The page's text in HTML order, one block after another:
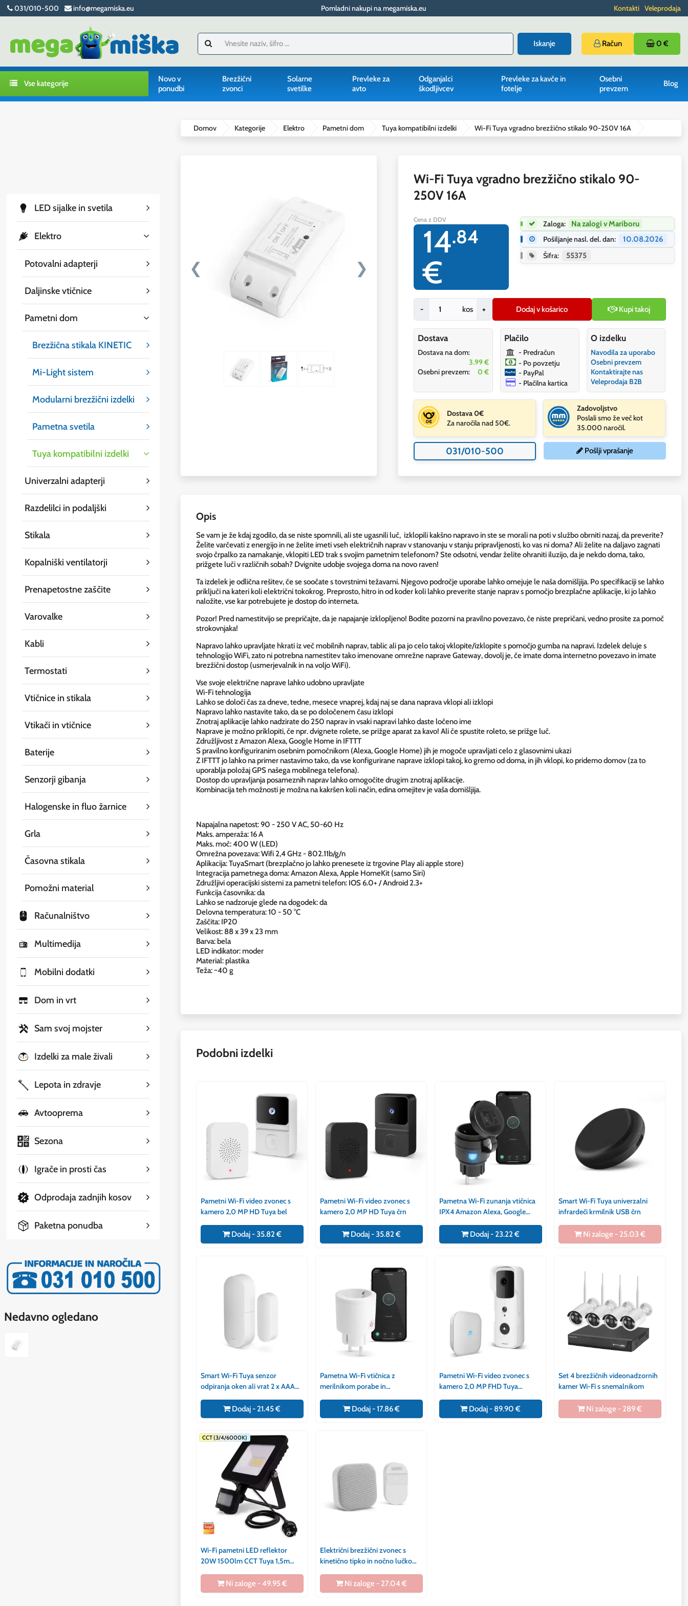
031/010-500 info@megamiska.eu Pomladni nakupi na megamiska.eu Kontakti Veleprodaja
Iskanje Račun 0 €
Vse kategorije
Novo v
ponudbi
Brezžični
zvonci
Solarne
svetilke
Prevleke za
avto
Odganjalci
škodljivcev
Prevleke za kavče in
fotelje
Osebni
prevzem
Blog
LED sijalke in svetila
Elektro
Potovalni adapterji
Daljinske vtičnice
Pametni dom
Brezžična stikala KINETIC
Mi-Light sistem
Modularni brezžični izdelki
Pametna svetila
Tuya kompatibilni izdelki
Univerzalni adapterji
Razdelilci in podaljški
Stikala
Kopalniški ventilatorji
Prenapetostne zaščite
Varovalke
Kabli
Termostati
Vtičnice in stikala
Vtikači in vtičnice
Baterije
Senzorji gibanja
Halogenske in fluo žarnice
Grla
Časovna stikala
Pomožni material
Računalništvo
Multimedija
Mobilni dodatki
Dom in vrt
Sam svoj mojster
Izdelki za male živali
Lepota in zdravje
Avtooprema
Sezona
Igrače in prosti čas
Odprodaja zadnjih kosov
Paketna ponudba
Nedavno ogledano
Domov Kategorije Elektro Pametni dom Tuya kompatibilni izdelki Wi-Fi Tuya vgradno brezžično stikalo 90-250V 16A
❮ ❯
Wi-Fi Tuya vgradno brezžično stikalo 90-
250V 16A
Cena z DDV
14.84
€
Zaloga:
Na zalogi v Mariboru
Pošiljanje nasl. del. dan:
10.08.2026
Šifra:
55375
- kos + Dodaj v košarico Kupi takoj
Dostava
Dostava na dom:
3.99 €
Osebni prevzem:
0 €
Plačilo
- Predračun
- Po povzetju
- PayPal
- Plačilna kartica
O izdelku
Navodila za uporabo
Osebni prevzem
Kontaktirajte nas
Veleprodaja B2B
Dostava 0€
Za naročila nad 50€.
Zadovoljstvo
Poslali smo že več kot
35.000 naročil.
031/010-500 Pošlji vprašanje
Opis
Se vam je že kdaj zgodilo, da se niste spomnili, ali ste ugasnili luč, izklopili kakšno napravo in ste se morali na poti v službo obrniti nazaj, da preverite?
Želite varčevati z energijo in ne želite imeti vseh električnih naprav v stanovanju v stanju pripravljenosti, ko vas ni doma? Ali želite na daljavo zagnati
svojo črpalko za namakanje, vklopiti LED trak s svojim pametnim telefonom? Ste odsotni, vendar želite ohraniti iluzijo, da je nekdo doma, tako,
prižgete luči v različnih sobah? Dvignite udobje svojega doma na novo raven!
Ta izdelek je odlična rešitev, če se soočate s tovrstnimi težavami. Njegovo področje uporabe lahko omejuje le naša domišljija. Po specifikaciji se lahko
priključi na kateri koli električni tokokrog. Preprosto, hitro in od koder koli lahko preverite stanje naprav s pomočjo brezplačne aplikacije, ki jo lahko
naložite, vse kar potrebujete je dostop do interneta.
Pozor! Pred namestitvijo se prepričajte, da je napajanje izklopljeno! Bodite pozorni na pravilno povezavo, če niste prepričani, vedno prosite za pomoč
strokovnjaka!
Napravo lahko upravljate hkrati iz več mobilnih naprav, tablic ali pa jo celo takoj vklopite/izklopite s pomočjo gumba na napravi. Izdelek deluje s
tehnologijo WiFi, zato ni potrebna namestitev tako imenovane omrežne naprave Gateway, dovolj je, če imate doma internetno povezavo in imate
brezžični dostop (usmerjevalnik in na voljo WiFi).
Vse svoje električne naprave lahko udobno upravljate
Wi-Fi tehnologija
Lahko se določi čas za dneve, tedne, mesece vnaprej, kdaj naj se dana naprava vklopi ali izklopi
Napravo lahko nastavite tako, da se po določenem času izklopi
Znotraj aplikacije lahko nadzirate do 250 naprav in vsaki napravi lahko daste ločeno ime
Naprave je možno priklopiti, če npr. dvignete rolete, se prižge aparat za kavo! Ali če spustite roleto, se prižge luč.
Združljivost z Amazon Alexa, Google Home in IFTTT
S pravilno konfiguriranim osebnim pomočnikom (Alexa, Google Home) jih je mogoče upravljati celo z glasovnimi ukazi
Z IFTTT jo lahko na primer nastavimo tako, da vse konfigurirane naprave izklopi takoj, ko gremo od doma, in jih vklopi, ko pridemo domov (za to
uporablja položaj GPS našega mobilnega telefona).
Dostop do upravljanja posameznih naprav lahko omogočite drugim znotraj aplikacije.
Kombinacija teh možnosti je možna na kakršen koli način, edina omejitev je vaša domišljija.
Napajalna napetost: 90 - 250 V AC, 50-60 Hz
Maks. amperaža: 16 A
Maks. moč: 400 W (LED)
Omrežna povezava: Wifi 2,4 GHz - 802.11b/g/n
Aplikacija: TuyaSmart (brezplačno jo lahko prenesete iz trgovine Play ali apple store)
Integracija pametnega doma: Amazon Alexa, Apple HomeKit (samo Siri)
Združljivi operacijski sistemi za pametni telefon: IOS 6.0+ / Android 2.3+
Funkcija časovnika: da
Lahko se nadzoruje glede na dogodek: da
Delovna temperatura: 10 - 50 °C
Zaščita: IP20
Velikost: 88 x 39 x 23 mm
Barva: bela
LED indikator: moder
Material: plastika
Teža: ~40 g
Podobni izdelki
Pametni Wi-Fi video zvonec s
kamero 2,0 MP HD Tuya bel
Dodaj - 35.82 €
Pametni Wi-Fi video zvonec s
kamero 2,0 MP HD Tuya črn
Dodaj - 35.82 €
Pametna Wi-Fi zunanja vtičnica
IPX4 Amazon Alexa, Google
Dodaj - 23.22 €
Smart Wi-Fi Tuya univerzalni
infrardeči krmilnik USB črn
Ni zaloge - 25.03 €
Smart Wi-Fi Tuya senzor
odpiranja oken ali vrat 2 x AAA
Dodaj - 21.45 €
Pametna Wi-Fi vtičnica z
merilnikom porabe in
Google Home, SiriDodaj - 17.86 €
Pametni Wi-Fi video zvonec s
kamero 2,0 MP FHD Tuya
Dodaj - 89.90 €
Set 4 brezžičnih videonadzornih
kamer Wi-Fi s snemalnikom
Ni zaloge - 289 €
CCT (3/4/6000K)
Wi-Fi pametni LED reflektor
20W 1500lm CCT Tuya 1,5m
Ni zaloge - 49.95 €
Električni brezžični zvonec s
kinetično tipko in nočno lučko
Ni zaloge - 27.04 €